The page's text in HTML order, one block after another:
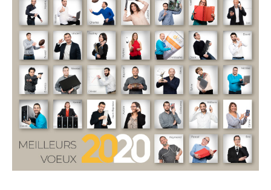
SERVICE
CONSULTING
GUIDES
LIVRES BLANCS